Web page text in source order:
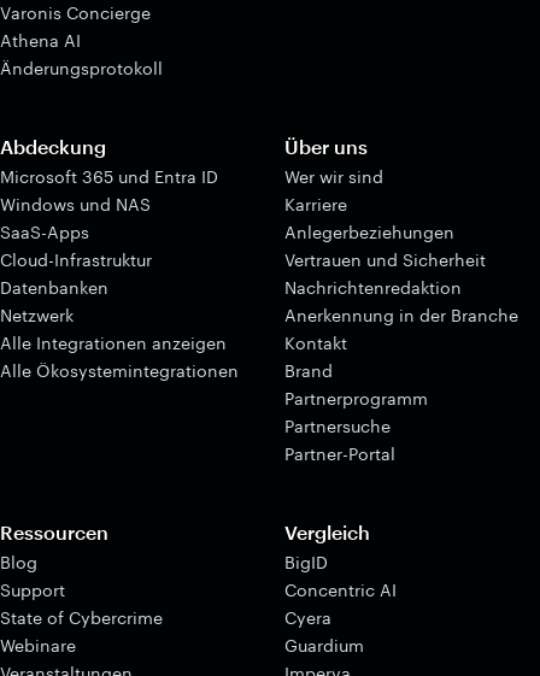
Varonis Concierge
Athena AI
Änderungsprotokoll
Abdeckung
Microsoft 365 und Entra ID
Windows und NAS
SaaS-Apps
Cloud-Infrastruktur
Datenbanken
Netzwerk
Alle Integrationen anzeigen
Alle Ökosystemintegrationen
Über uns
Wer wir sind
Karriere
Anlegerbeziehungen
Vertrauen und Sicherheit
Nachrichtenredaktion
Anerkennung in der Branche
Kontakt
Brand
Partnerprogramm
Partnersuche
Partner-Portal
Ressourcen
Blog
Support
State of Cybercrime
Webinare
Vergleich
BigID
Concentric AI
Cyera
Guardium